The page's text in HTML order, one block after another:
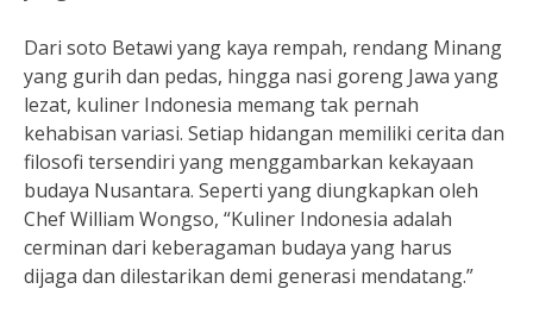
Dari soto Betawi yang kaya rempah, rendang Minang
yang gurih dan pedas, hingga nasi goreng Jawa yang
lezat, kuliner Indonesia memang tak pernah
kehabisan variasi. Setiap hidangan memiliki cerita dan
filosofi tersendiri yang menggambarkan kekayaan
budaya Nusantara. Seperti yang diungkapkan oleh
Chef William Wongso, “Kuliner Indonesia adalah
cerminan dari keberagaman budaya yang harus
dijaga dan dilestarikan demi generasi mendatang.”